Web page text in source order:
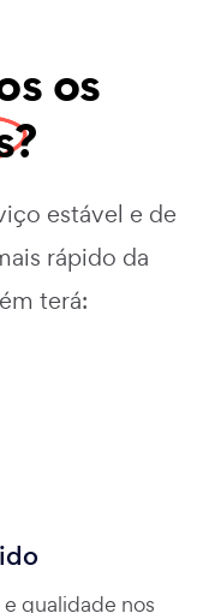
os
?
estável e de
rápido da
terá:
qualidade nos